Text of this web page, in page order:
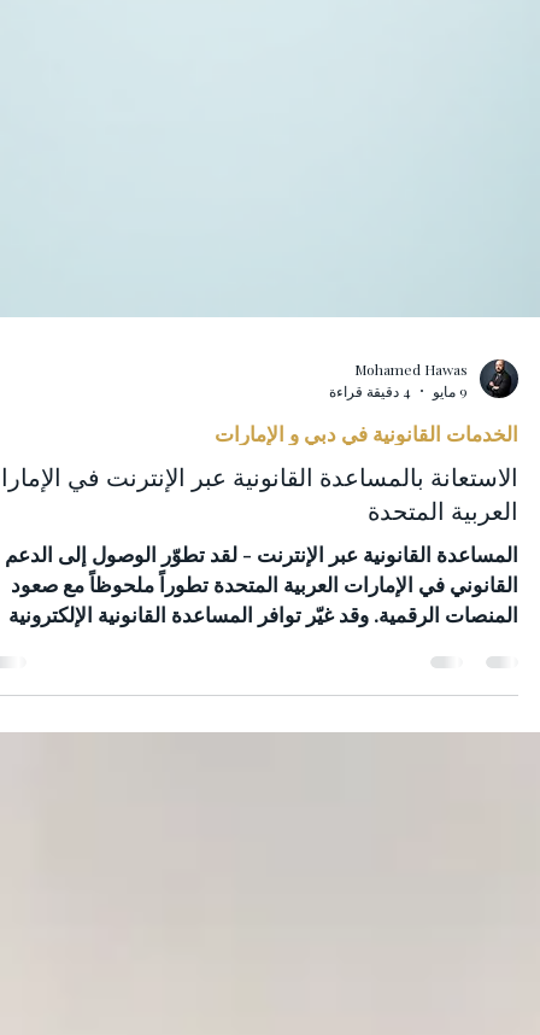
Mohamed Hawas
9 مايو
4 دقيقة قراءة
الخدمات القانونية في دبي و الإمارات
الاستعانة بالمساعدة القانونية عبر الإنترنت في
العربية المتحدة
المساعدة القانونية عبر الإنترنت - لقد تطوّر الوصول إلى الدعم
القانوني في الإمارات العربية المتحدة تطوراً ملحوظاً مع صعود
المنصات الرقمية. وقد غيّر توافر المساعدة القانونية الإلكترونية